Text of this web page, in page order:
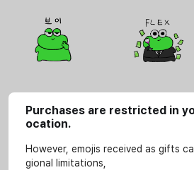
Purchases are restricted in
ocation.
However, emojis received as gifts
gional limitations,